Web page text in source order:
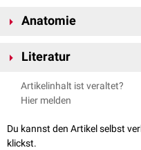
Anatomie
Fleischfressergebisses stellen
im Oberkiefer gleitet beim
des Unterkiefers hinweg.
Literatur
Salomon, Franz-Viktor, Hans
die Tiermedizin. Enke, 2008.
Artikelinhalt ist veraltet?
Hier melden
Du kannst den Artikel selbst
klickst.